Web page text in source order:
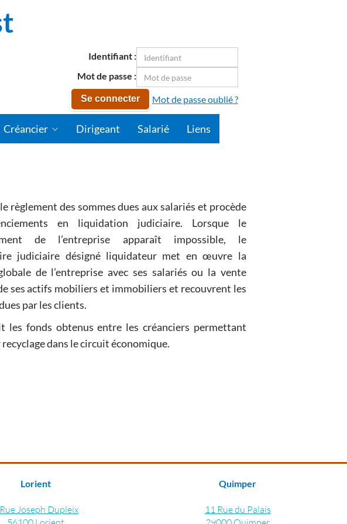
Identifiant :
Mot de passe :
Se connecter Mot de passe oublié ?
Créancier Dirigeant Salarié Liens
règlement des sommes dues aux salariés et procède
en liquidation judiciaire. Lorsque le
de l’entreprise apparaît impossible, le
désigné liquidateur met en œuvre la
de l’entreprise avec ses salariés ou la vente
et immobiliers et recouvrent les
par les clients.
les fonds obtenus entre les créanciers permettant
ainsi leur recyclage dans le circuit économique.
Lorient
Joseph Dupleix
Quimper
11 Rue du Palais